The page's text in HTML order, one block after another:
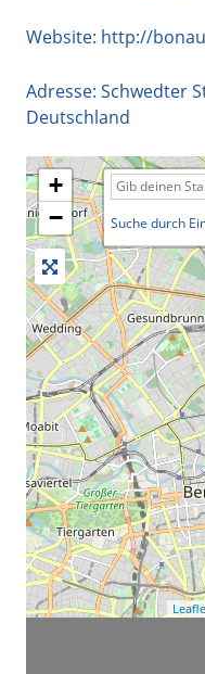
Website: http://
Adresse: Schwedter
Deutschland
+
−
Suche durch